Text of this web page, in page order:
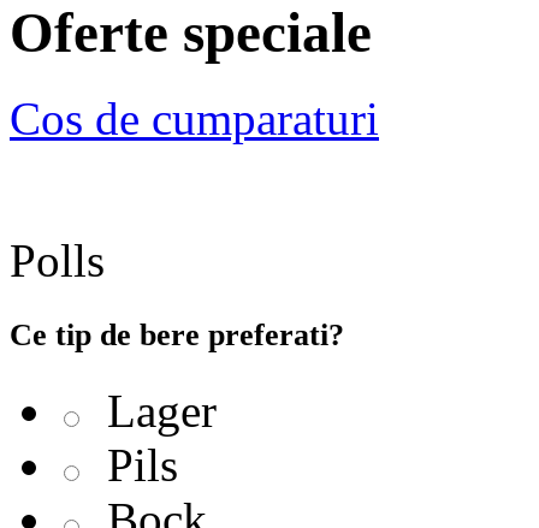
Oferte speciale
Cos de cumparaturi
Polls
Ce tip de bere preferati?
Lager
Pils